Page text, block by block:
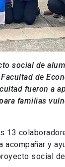
social de
tad de Eco
fueron a
familias
13
acompañar y
social de